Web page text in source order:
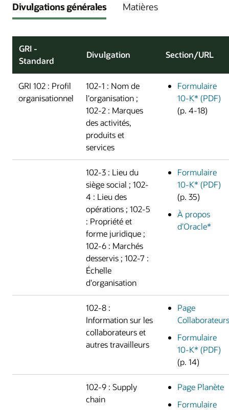
Divulgations générales Matières
GRI -
Standard
Divulgation Section/URL
GRI 102 : Profil
organisationnel
102-1 : Nom de
l'organisation ;
102-2 : Marques
des activités,
produits et
services
Formulaire
10-K* (PDF)
(p. 4-18)
102-3 : Lieu du
siège social ; 102-
4 : Lieu des
opérations ; 102-5
: Propriété et
forme juridique ;
102-6 : Marchés
desservis ; 102-7 :
Échelle
d'organisation
Formulaire
10-K* (PDF)
(p. 35)
À propos
d’Oracle*
102-8 :
Information sur les
collaborateurs et
autres travailleurs
Page
Collaborateurs
Formulaire
10-K* (PDF)
(p. 14)
102-9 : Supply
chain
Page Planète
Formulaire